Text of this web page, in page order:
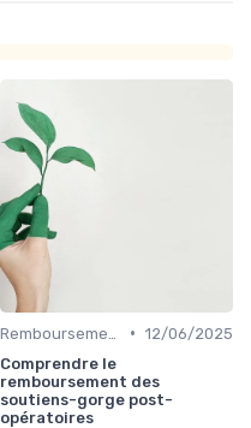
• 12/06/2025
Comprendre le
remboursement des
soutiens-gorge post-
opératoires